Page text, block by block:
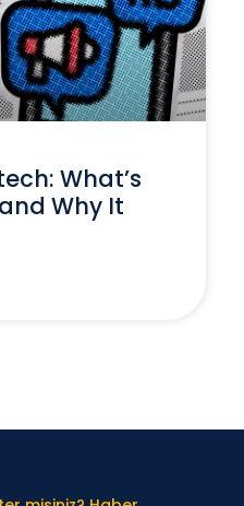
What’s
Why It